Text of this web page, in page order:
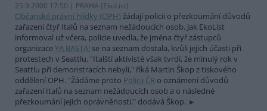
25.9.2000 17:50 | PRAHA (EkoList)
Občanské právní hlídky (OPH) žádají policii o přezkoumání důvodů
zařazení čtyř Italů na seznam nežádoucích osob. Jak EkoList
informoval už včera, policie uvedla, že jména čtyř zástupců
organizaceYA BASTA! se na seznam dostala, kvůli jejich účasti při
protestech v Seattlu. "Italští aktivisté však tvrdí, že minulý rok v
Seattlu při demonstracích nebyli," říká Martin Škop z tiskového
oddělení OPH. "Žádáme proto Policii ČR o oznámení důvodů
zařazení Italů na seznam nežádoucích osob a o následné
přezkoumání jejich oprávněnosti," dodává Škop.